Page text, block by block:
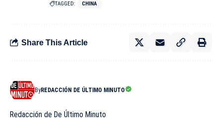
TAGGED: CHINA
Share This Article
ByREDACCIÓN DE ÚLTIMO MINUTO
Redacción de De Último Minuto